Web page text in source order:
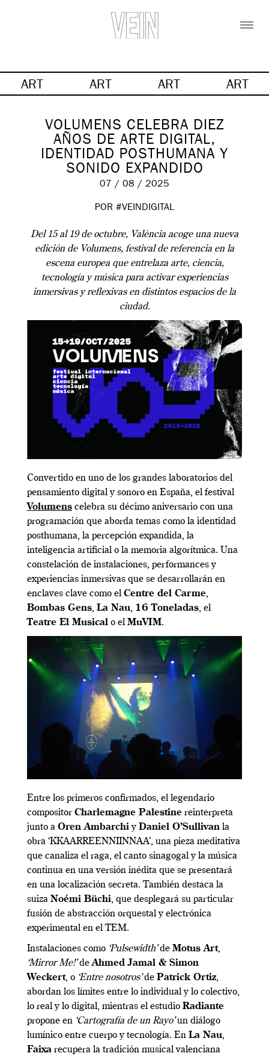
ART ART ART ART
VOLUMENS CELEBRA DIEZ
AÑOS DE ARTE DIGITAL,
IDENTIDAD POSTHUMANA Y
SONIDO EXPANDIDO
07 / 08 / 2025
POR #VEINDIGITAL
Del 15 al 19 de octubre, València acoge una nueva
edición de Volumens, festival de referencia en la
escena europea que entrelaza arte, ciencia,
tecnología y música para activar experiencias
inmersivas y reflexivas en distintos espacios de la
ciudad.
Convertido en uno de los grandes laboratorios del
pensamiento digital y sonoro en España, el festival
Volumens celebra su décimo aniversario con una
programación que aborda temas como la identidad
posthumana, la percepción expandida, la
inteligencia artificial o la memoria algorítmica. Una
constelación de instalaciones, performances y
experiencias inmersivas que se desarrollarán en
enclaves clave como el Centre del Carme,
Bombas Gens, La Nau, 16 Toneladas, el
Teatre El Musical o el MuVIM.
Entre los primeros confirmados, el legendario
compositorCharlemagne Palestine reinterpreta
junto a Oren AmbarchiyDaniel O’Sullivan la
obra ‘KKAARREENNIINNAA’, una pieza meditativa
que canaliza el raga, el canto sinagogal y la música
continua en una versión inédita que se presentará
en una localización secreta. También destaca la
suiza Noémi Büchi, que desplegará su particular
fusión de abstracción orquestal y electrónica
experimental en el TEM.
Instalaciones como ‘Pulsewidth’de Motus Art,
‘Mirror Me!’deAhmed Jamal & Simon
Weckert, o ‘Entre nosotros’de Patrick Ortiz,
abordan los límites entre lo individual y lo colectivo,
lo real y lo digital, mientras el estudio Radiante
propone en ‘Cartografía de un Rayo’un diálogo
lumínico entre cuerpo y tecnología. En La Nau,
Faixa recupera la tradición musical valenciana